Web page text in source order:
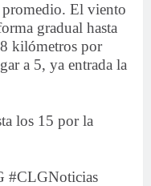
El viento
gradual hasta
kilómetros por
a 5, ya entrada la
los 15 por la
#CLGNoticias